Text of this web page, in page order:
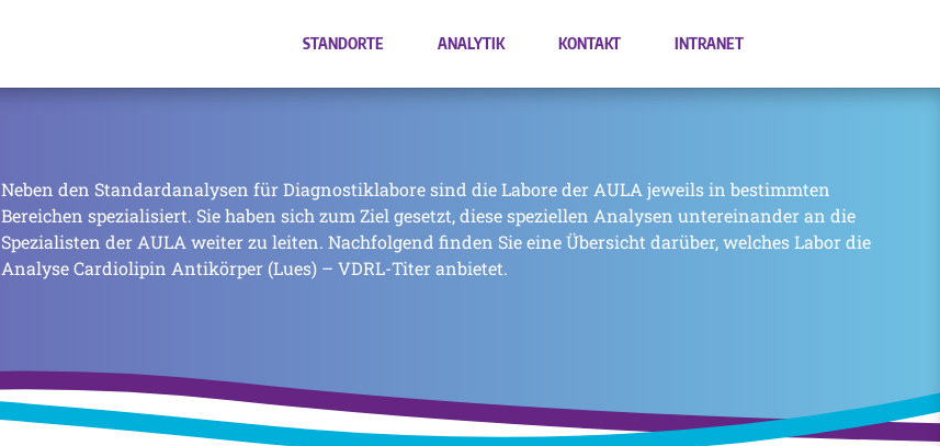
STANDORTE ANALYTIK KONTAKT INTRANET
Neben den Standardanalysen für Diagnostiklabore sind die Labore der AULA jeweils in bestimmten
Bereichen spezialisiert. Sie haben sich zum Ziel gesetzt, diese speziellen Analysen untereinander an die
Spezialisten der AULA weiter zu leiten. Nachfolgend finden Sie eine Übersicht darüber, welches Labor die
Analyse Cardiolipin Antikörper (Lues) – VDRL-Titer anbietet.